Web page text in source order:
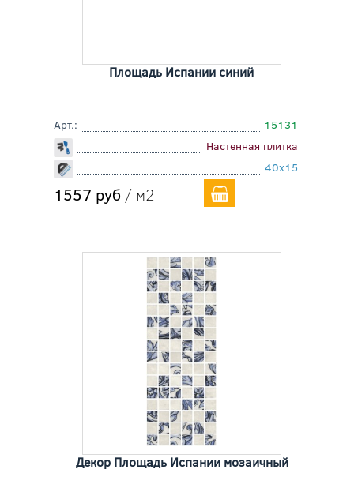
Площадь Испании синий
Арт.:
15131
Настенная плитка
40x15
1557 руб / м2
Декор Площадь Испании мозаичный